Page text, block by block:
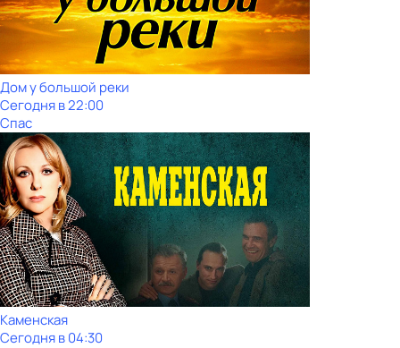
Дом у большой реки
Сегодня в 22:00
Спас
Каменская
Сегодня в 04:30